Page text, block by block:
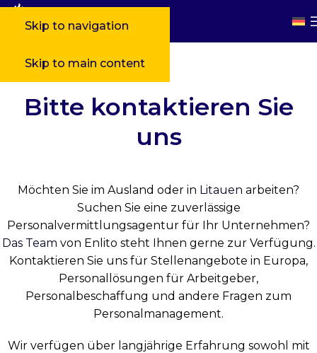
Skip to navigation
Skip to main content
Bitte kontaktieren Sie
uns
Möchten Sie im Ausland oder in Litauen arbeiten?
Suchen Sie eine zuverlässige
Personalvermittlungsagentur für Ihr Unternehmen?
Das Team von Enlito steht Ihnen gerne zur Verfügung.
Kontaktieren Sie uns für Stellenangebote in Europa,
Personallösungen für Arbeitgeber,
Personalbeschaffung und andere Fragen zum
Personalmanagement.
Wir verfügen über langjährige Erfahrung sowohl mit